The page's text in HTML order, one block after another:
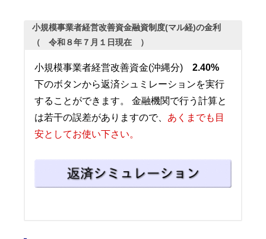
小規模事業者経営改善資金融資制度(マル経)の金利
（ 令和８年７月１日現在 ）
小規模事業者経営改善資金(沖縄分) 2.40%
下のボタンから返済シュミレーションを実行
することができます。 金融機関で行う計算と
は若干の誤差がありますので、 あくまでも目
安としてお使い下さい。